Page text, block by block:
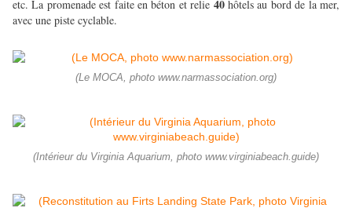
etc. La promenade est faite en béton et relie 40hôtels au bord de la mer,
avec une piste cyclable.
(Le MOCA, photo www.narmassociation.org)
(Intérieur du Virginia Aquarium, photo www.virginiabeach.guide)